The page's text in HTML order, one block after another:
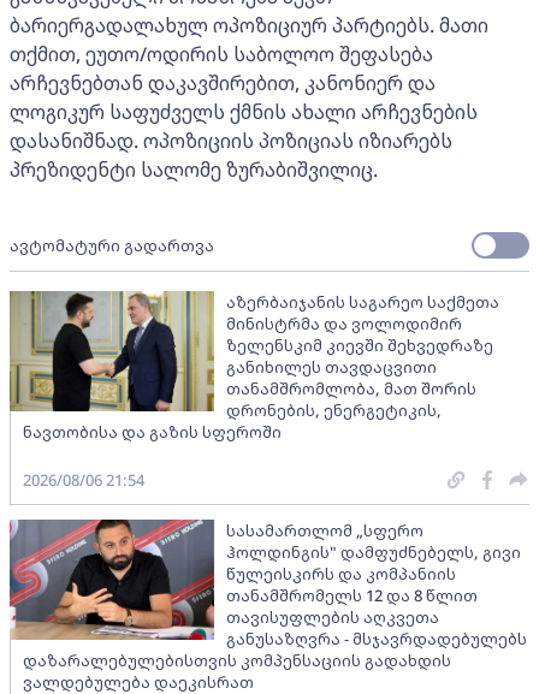
ბარიერგადალახულ ოპოზიციურ პარტიებს. მათი
თქმით, ეუთო/ოდირის საბოლოო შეფასება
არჩევნებთან დაკავშირებით, კანონიერ და
ლოგიკურ საფუძველს ქმნის ახალი არჩევნების
დასანიშნად. ოპოზიციის პოზიციას იზიარებს
პრეზიდენტი სალომე ზურაბიშვილიც.
ავტომატური გადართვა
აზერბაიჯანის საგარეო საქმეთა
მინისტრმა და ვოლოდიმირ
ზელენსკიმ კიევში შეხვედრაზე
განიხილეს თავდაცვითი
თანამშრომლობა, მათ შორის
დრონების, ენერგეტიკის,
ნავთობისა და გაზის სფეროში
2026/08/06 21:54
სასამართლომ „სფერო
ჰოლდინგის" დამფუძნებელს, გივი
წულეისკირს და კომპანიის
თანამშრომელს 12 და 8 წლით
თავისუფლების აღკვეთა
განუსაზღვრა - მსჯავრდადებულებს
დაზარალებულებისთვის კომპენსაციის გადახდის
ვალდებულება დაეკისრათ